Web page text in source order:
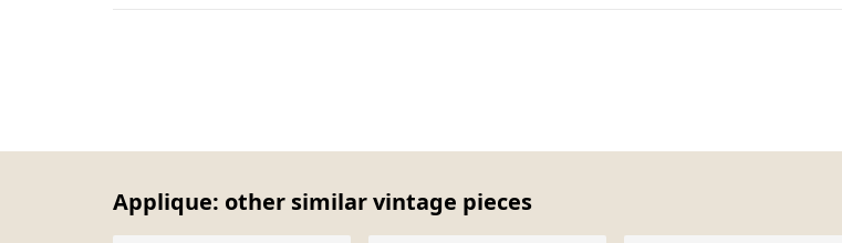
Applique: other similar vintage pieces